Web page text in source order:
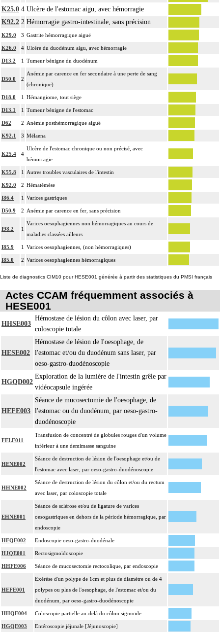
K25.0 4 Ulcère de l'estomac aigu, avec hémorragie
K92.2 2 Hémorragie gastro-intestinale, sans précision
K29.0 3 Gastrite hémorragique aiguë
K26.0 4 Ulcère du duodénum aigu, avec hémorragie
D13.2 1 Tumeur bénigne du duodénum
D50.0 2
Anémie par carence en fer secondaire à une perte de sang
(chronique)
D18.0 1 Hémangiome, tout siège
D13.1 1 Tumeur bénigne de l'estomac
D62 2 Anémie posthémorragique aiguë
K92.1 3 Mélaena
K25.4 4
Ulcère de l'estomac chronique ou non précisé, avec
hémorragie
K55.8 1 Autres troubles vasculaires de l'intestin
K92.0 2 Hématémèse
I86.4 1 Varices gastriques
D50.9 2 Anémie par carence en fer, sans précision
I98.2 1
Varices oesophagiennes non hémorragiques au cours de
maladies classées ailleurs
I85.9 1 Varices oesophagiennes, (non hémorragiques)
I85.0 2 Varices oesophagiennes hémorragiques
Liste de diagnostics CIM10 pour HESE001 générée à partir des statistiques du PMSI français
Actes CCAM fréquemment associés à
HESE001
HHSE003
Hémostase de lésion du côlon avec laser, par
coloscopie totale
HESE002
Hémostase de lésion de l'oesophage, de
l'estomac et/ou du duodénum sans laser, par
oeso-gastro-duodénoscopie
HGQD002
Exploration de la lumière de l'intestin grêle par
vidéocapsule ingérée
HEFE003
Séance de mucosectomie de l'oesophage, de
l'estomac ou du duodénum, par oeso-gastro-
duodénoscopie
FELF011
Transfusion de concentré de globules rouges d'un volume
inférieur à une demimasse sanguine
HENE002
Séance de destruction de lésion de l'oesophage et/ou de
l'estomac avec laser, par oeso-gastro-duodénoscopie
HHNE002
Séance de destruction de lésion du côlon et/ou du rectum
avec laser, par coloscopie totale
EHNE001
Séance de sclérose et/ou de ligature de varices
oesogastriques en dehors de la période hémorragique, par
endoscopie
HEQE002 Endoscopie oeso-gastro-duodénale
HJQE001 Rectosigmoïdoscopie
HHFE006 Séance de mucosectomie rectocolique, par endoscopie
HEFE001
Exérèse d'un polype de 1cm et plus de diamètre ou de 4
polypes ou plus de l'oesophage, de l'estomac et/ou du
duodénum, par oeso-gastro-duodénoscopie
HHQE004 Coloscopie partielle au-delà du côlon sigmoïde
HGQE003 Entéroscopie jéjunale [Jéjunoscopie]